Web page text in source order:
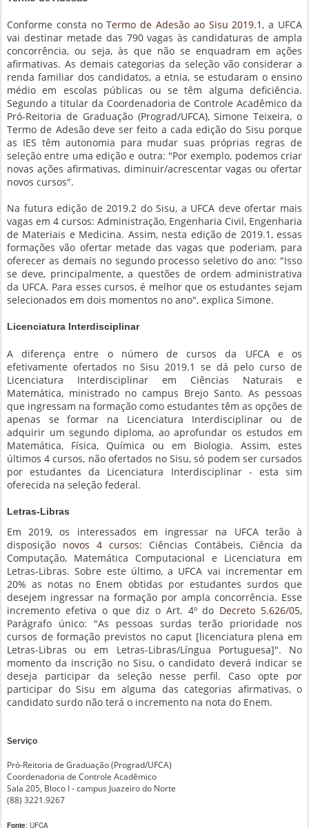
Conforme consta noTermo de Adesão ao Sisu 2019.1, a UFCA
vai destinar metade das 790 vagas às candidaturas de ampla
concorrência, ou seja, às que não se enquadram em ações
afirmativas. As demais categorias da seleção vão considerar a
renda familiar dos candidatos, a etnia, se estudaram o ensino
médio em escolas públicas ou se têm alguma deficiência.
Segundo a titular da Coordenadoria de Controle Acadêmico da
Pró-Reitoria de Graduação (Prograd/UFCA), Simone Teixeira, o
Termo de Adesão deve ser feito a cada edição do Sisu porque
as IES têm autonomia para mudar suas próprias regras de
seleção entre uma edição e outra: "Por exemplo, podemos criar
novas ações afirmativas, diminuir/acrescentar vagas ou ofertar
novos cursos".
Na futura edição de 2019.2 do Sisu, a UFCA deve ofertar mais
vagas em 4 cursos: Administração, Engenharia Civil, Engenharia
de Materiais e Medicina. Assim, nesta edição de 2019.1, essas
formações vão ofertar metade das vagas que poderiam, para
oferecer as demais no segundo processo seletivo do ano: "Isso
se deve, principalmente, a questões de ordem administrativa
da UFCA. Para esses cursos, é melhor que os estudantes sejam
selecionados em dois momentos no ano", explica Simone.
Licenciatura Interdisciplinar
A diferença entre o número de cursos da UFCA e os
efetivamente ofertados no Sisu 2019.1 se dá pelo curso de
Licenciatura Interdisciplinar em Ciências Naturais e
Matemática, ministrado no campus Brejo Santo. As pessoas
que ingressam na formação como estudantes têm as opções de
apenas se formar na Licenciatura Interdisciplinar ou de
adquirir um segundo diploma, ao aprofundar os estudos em
Matemática, Física, Química ou em Biologia. Assim, estes
últimos 4 cursos, não ofertados no Sisu, só podem ser cursados
por estudantes da Licenciatura Interdisciplinar - esta sim
oferecida na seleção federal.
Letras-Libras
Em 2019, os interessados em ingressar na UFCA terão à
disposição novos 4 cursos: Ciências Contábeis, Ciência da
Computação, Matemática Computacional e Licenciatura em
Letras-Libras. Sobre este último, a UFCA vai incrementar em
20% as notas no Enem obtidas por estudantes surdos que
desejem ingressar na formação por ampla concorrência. Esse
incremento efetiva o que diz o Art. 4º do Decreto 5.626/05,
Parágrafo único: "As pessoas surdas terão prioridade nos
cursos de formação previstos no caput [licenciatura plena em
Letras-Libras ou em Letras-Libras/Língua Portuguesa]". No
momento da inscrição no Sisu, o candidato deverá indicar se
deseja participar da seleção nesse perfil. Caso opte por
participar do Sisu em alguma das categorias afirmativas, o
candidato surdo não terá o incremento na nota do Enem.
Serviço
Pró-Reitoria de Graduação (Prograd/UFCA)
Coordenadoria de Controle Acadêmico
Sala 205, Bloco I - campus Juazeiro do Norte
(88) 3221.9267
Fonte: UFCA